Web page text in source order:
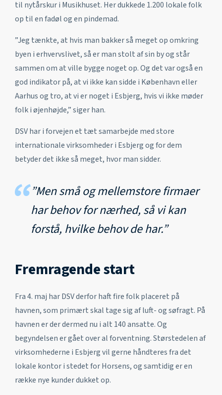
til nytårskur i Musikhuset. Her dukkede 1.200 lokale folk
op til en fadøl og en pindemad.
”Jeg tænkte, at hvis man bakker så meget op omkring
byen i erhvervslivet, så er man stolt af sin by og står
sammen om at ville bygge noget op. Og det var også en
god indikator på, at vi ikke kan sidde i København eller
Aarhus og tro, at vi er noget i Esbjerg, hvis vi ikke møder
folk i øjenhøjde,” siger han.
DSV har i forvejen et tæt samarbejde med store
internationale virksomheder i Esbjerg og for dem
betyder det ikke så meget, hvor man sidder.
”Men små og mellemstore firmaer
har behov for nærhed, så vi kan
forstå, hvilke behov de har.”
Fremragende start
Fra 4. maj har DSV derfor haft fire folk placeret på
havnen, som primært skal tage sig af luft- og søfragt. På
havnen er der dermed nu i alt 140 ansatte. Og
begyndelsen er gået over al forventning. Størstedelen af
virksomhederne i Esbjerg vil gerne håndteres fra det
lokale kontor i stedet for Horsens, og samtidig er en
række nye kunder dukket op.